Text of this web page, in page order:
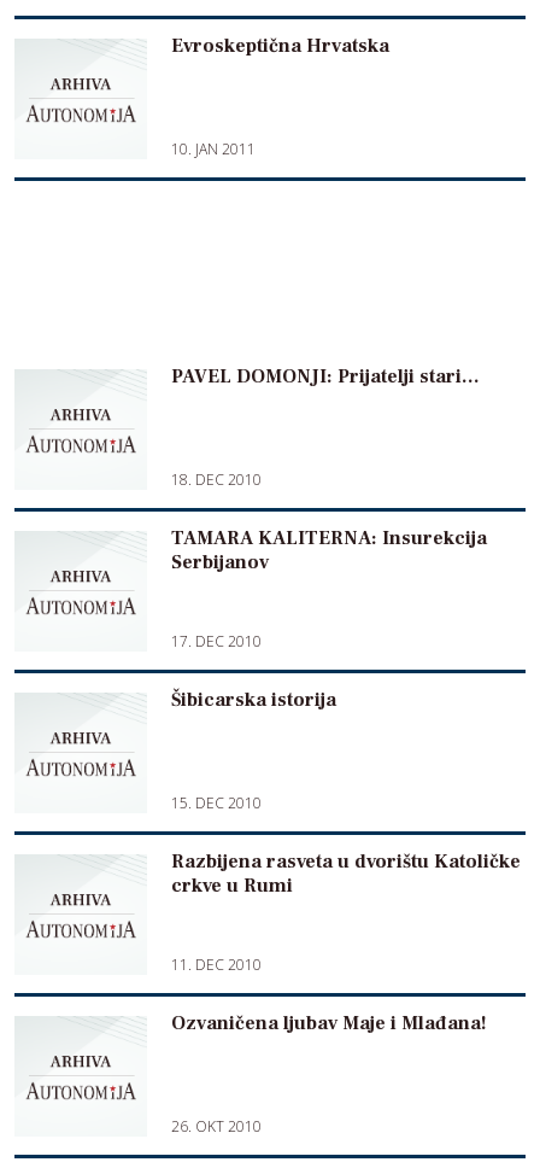
Evroskeptična Hrvatska
10. JAN 2011
PAVEL DOMONJI: Prijatelji stari…
18. DEC 2010
TAMARA KALITERNA: Insurekcija
Serbijanov
17. DEC 2010
Šibicarska istorija
15. DEC 2010
Razbijena rasveta u dvorištu Katoličke
crkve u Rumi
11. DEC 2010
Ozvaničena ljubav Maje i Mlađana!
26. OKT 2010